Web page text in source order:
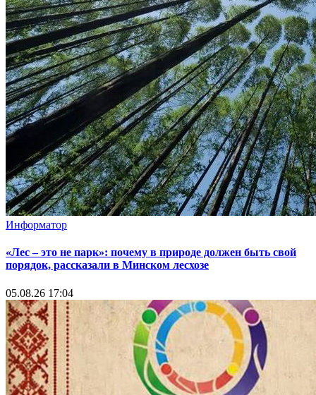
Информатор
«Лес – это не парк»: почему в природе должен быть свой
порядок, рассказали в Минском лесхозе
05.08.26 17:04